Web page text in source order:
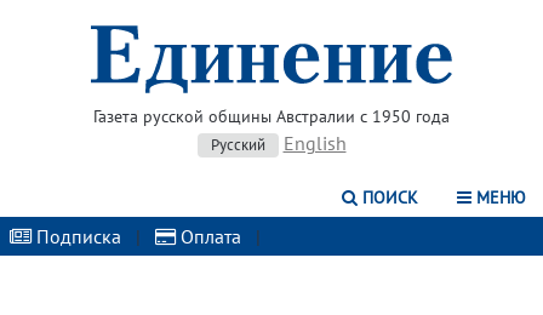
Газета русской общины Австралии с 1950 года
Русский English
ПОИСК МЕНЮ
Подписка | Оплата |